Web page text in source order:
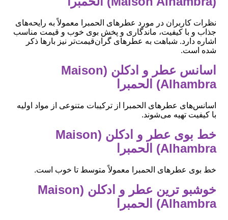
نظرات کاربران در مورد عطرهای الحمبرا معمولاً به رایحه‌های
جذاب و با کیفیت، ماندگاری و پخش بوی خوب و قیمت مناسب
اشاره دارد. شباهت به عطرهای گران‌قیمت‌تر نیز بارها ذکر
شده است.
اسانس عطر و ادکلن (Maison
Alhambra) الحمبرا
اسانس‌های عطرهای الحمبرا از ترکیبات متنوعی از مواد اولیه
با کیفیت تهیه می‌شوند.
خط بوی عطر و ادکلن (Maison
Alhambra) الحمبرا
خط بوی عطرهای الحمبرا معمولاً متوسط تا خوب است.
خوشبو ترین عطر و ادکلن (Maison
Alhambra) الحمبرا